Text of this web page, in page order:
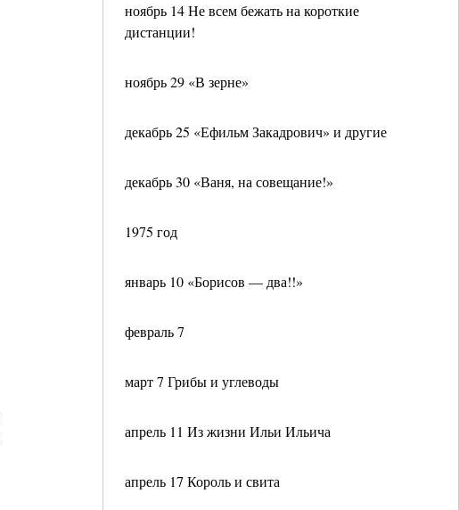
ноябрь 14 Не всем бежать на короткие
дистанции!
ноябрь 29 «В зерне»
декабрь 25 «Ефильм Закадрович» и другие
декабрь 30 «Ваня, на совещание!»
1975 год
январь 10 «Борисов — два!!»
февраль 7
март 7 Грибы и углеводы
апрель 11 Из жизни Ильи Ильича
апрель 17 Король и свита